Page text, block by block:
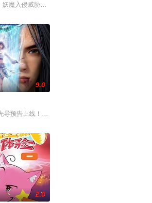
冥”，获得驱使阴兵之
一柄锈剑掀翻整片武道世界。双武魂同步觉醒，炼
妖魔入侵威胁来袭，天生废灵根的少年秦雨体内意
却发现自己既没有任何修
起暗杀，却发现彼此皆是不死之身。为了得到对方
醉卧美人膝，成就丹道至尊！
9.0
导预告上线！掌天毒之珠，承邪神之血，修逆天之
2.0